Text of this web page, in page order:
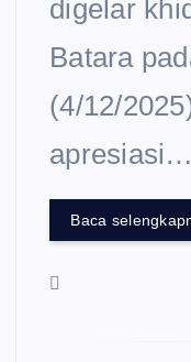
digelar
Batara
(4/12/
apresiasi…
Baca